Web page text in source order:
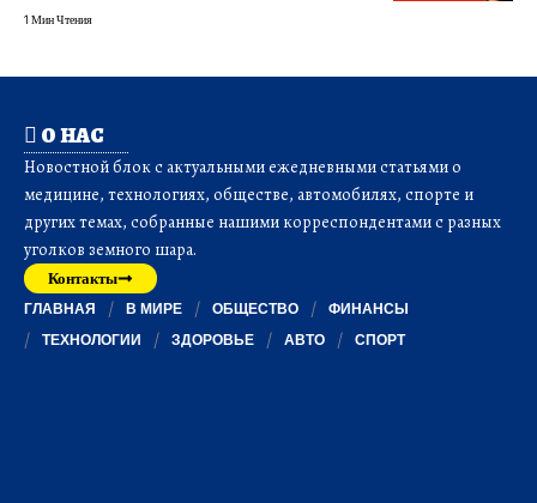
1 Мин Чтения
О НАС
Новостной блок с актуальными ежедневными статьями о
медицине, технологиях, обществе, автомобилях, спорте и
других темах, собранные нашими корреспондентами с разных
уголков земного шара.
Контакты
ГЛАВНАЯ В МИРЕ ОБЩЕСТВО
ФИНАНСЫ
ТЕХНОЛОГИИ
ЗДОРОВЬЕ АВТО СПОРТ